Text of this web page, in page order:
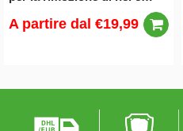
A partire dal €19,99